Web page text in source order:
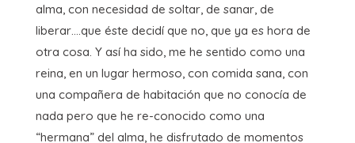
alma, con necesidad de soltar, de sanar, de
liberar….que éste decidí que no, que ya es hora de
otra cosa. Y así ha sido, me he sentido como una
reina, en un lugar hermoso, con comida sana, con
una compañera de habitación que no conocía de
nada pero que he re-conocido como una
“hermana” del alma, he disfrutado de momentos